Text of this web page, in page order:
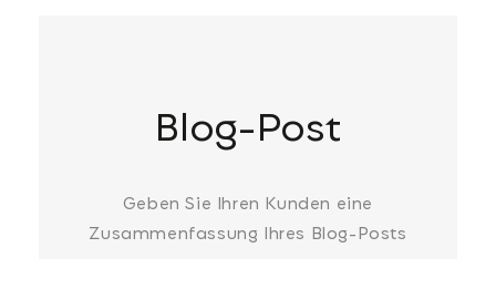
Blog-Post
Geben Sie Ihren Kunden eine
Zusammenfassung Ihres Blog-Posts